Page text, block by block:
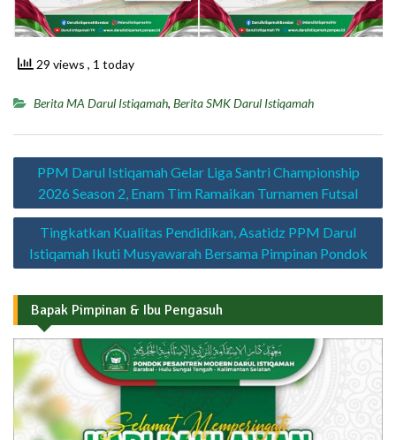
29 views , 1 today
Berita MA Darul Istiqamah, Berita SMK Darul Istiqamah
Navigasi
pos
PPM Darul Istiqamah Gelar Liga Santri Championship
2026 Season 2, Enam Tim Ramaikan Turnamen Futsal
Tingkatkan Kualitas Pendidikan, Asatidz PPM Darul
Istiqamah Ikuti Musyawarah Bersama Pimpinan Pondok
Bapak Pimpinan & Ibu Pengasuh